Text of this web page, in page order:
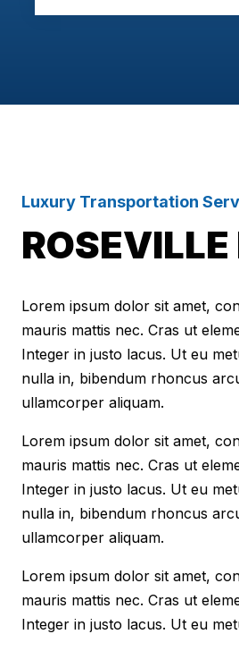
Luxury Transportation
Lorem ipsum dolor sit amet,
mauris mattis nec. Cras ut
Integer in justo lacus. Ut eu
nulla in, bibendum rhoncus
ullamcorper aliquam.
Lorem ipsum dolor sit amet,
mauris mattis nec. Cras ut
Integer in justo lacus. Ut eu
nulla in, bibendum rhoncus
ullamcorper aliquam.
Lorem ipsum dolor sit amet,
mauris mattis nec. Cras ut
Integer in justo lacus. Ut eu